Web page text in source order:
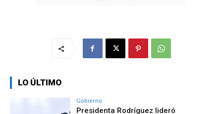
LO ÚLTIMO
Gobierno
Presidenta Rodríguez lideró